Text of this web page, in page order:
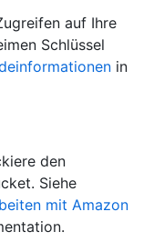
auf Ihre
Schlüssel
in
den
Siehe
mit Amazon